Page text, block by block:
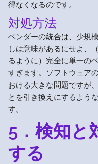
得なくなるのです。
対処方法
ベンダーの統合は、少規
しは意味があるにせよ、
るように）完全に単一の
すぎます。ソフトウェア
おける大きな問題ですが
とを引き換えにするよう
す。
5．検知と
する